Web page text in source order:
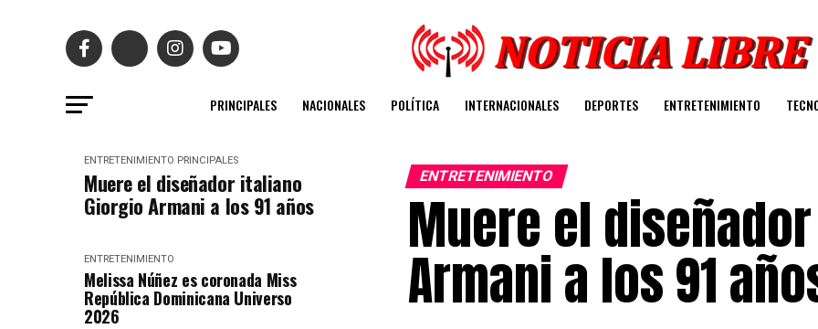
PRINCIPALES NACIONALES POLÍTICA INTERNACIONALES DEPORTES ENTRETENIMIENTO
ENTRETENIMIENTO PRINCIPALES
Muere el diseñador italiano
Giorgio Armani a los 91 años
ENTRETENIMIENTO
Melissa Núñez es coronada Miss
República Dominicana Universo
2026
ENTRETENIMIENTO
Muere el
Armani a los 91